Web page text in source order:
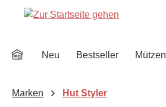
Hauptinhalt springen
Zur Suche springen
Zur Hauptnavigation springen
Neu Bestseller Mützen
Marken Hut Styler